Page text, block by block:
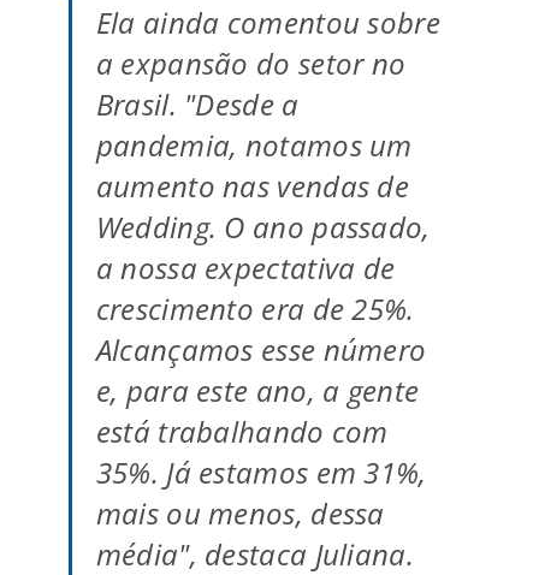
Ela ainda comentou sobre
a expansão do setor no
Brasil. "Desde a
pandemia, notamos um
aumento nas vendas de
Wedding. O ano passado,
a nossa expectativa de
crescimento era de 25%.
Alcançamos esse número
e, para este ano, a gente
está trabalhando com
35%. Já estamos em 31%,
mais ou menos, dessa
média", destaca Juliana.